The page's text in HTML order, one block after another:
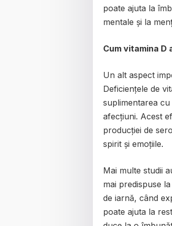
poate ajuta la
mentale și la
Cum vitamina D
Un alt aspect
Deficiențele de
suplimentarea
afecțiuni. Acest
producției de
spirit și emoțiile.
Mai multe studii
mai predispuse
de iarnă, când
poate ajuta la